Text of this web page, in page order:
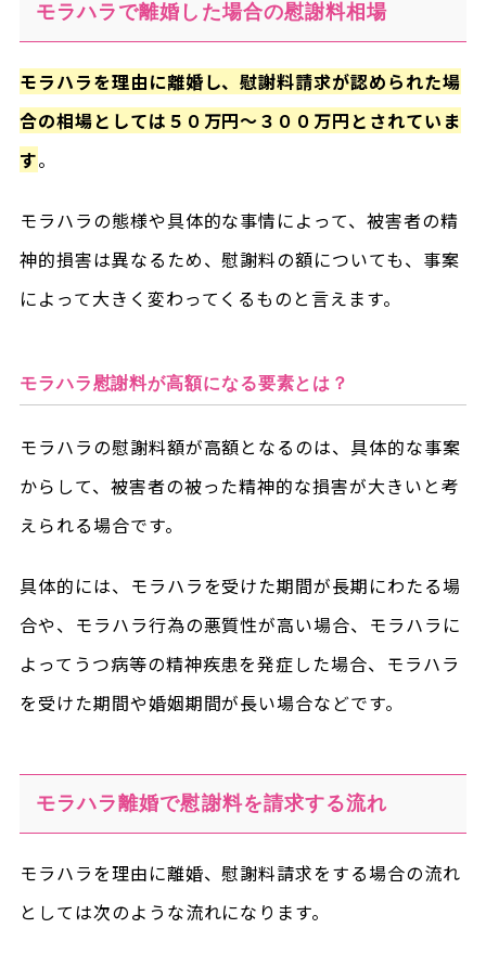
モラハラで離婚した場合の慰謝料相場
モラハラを理由に離婚し、慰謝料請求が認められた場
合の相場としては５０万円～３００万円とされていま
す。
モラハラの態様や具体的な事情によって、被害者の精
神的損害は異なるため、慰謝料の額についても、事案
によって大きく変わってくるものと言えます。
モラハラ慰謝料が高額になる要素とは？
モラハラの慰謝料額が高額となるのは、具体的な事案
からして、被害者の被った精神的な損害が大きいと考
えられる場合です。
具体的には、モラハラを受けた期間が長期にわたる場
合や、モラハラ行為の悪質性が高い場合、モラハラに
よってうつ病等の精神疾患を発症した場合、モラハラ
を受けた期間や婚姻期間が長い場合などです。
モラハラ離婚で慰謝料を請求する流れ
モラハラを理由に離婚、慰謝料請求をする場合の流れ
としては次のような流れになります。